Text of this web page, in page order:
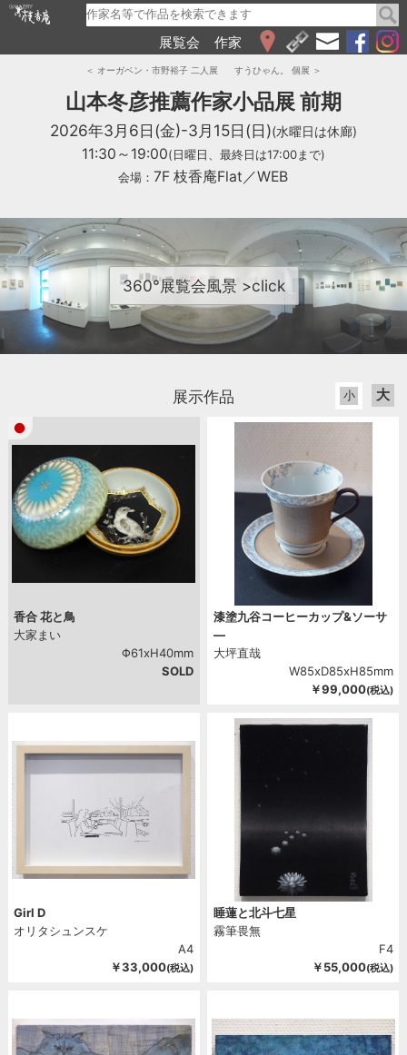
展覧会
WEB展覧会
2026
2025
2024
2023
2022
2019
2018
2017
2016
2015
2012
2009
2008
2007
2006
作家
＜ オーガベン・市野裕子 二人展 すうひゃん。 個展 ＞
山本冬彦推薦作家小品展 前期
2026年3月6日(金)-3月15日(日)(水曜日は休廊)
11:30～19:00(日曜日、最終日は17:00まで)
会場：7F 枝香庵Flat／WEB
360°展覧会風景 >click
展示作品 小 大
香合 花と鳥
大家まい
Φ61xH40mm
SOLD
漆塗九谷コーヒーカップ&ソーサ
―
大坪直哉
W85xD85xH85mm
￥99,000(税込)
Girl D
オリタシュンスケ
A4
￥33,000(税込)
睡蓮と北斗七星
霧筆畏無
F4
￥55,000(税込)